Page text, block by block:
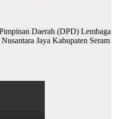
Daerah (DPD) Lembaga
Jaya Kabupaten Seram